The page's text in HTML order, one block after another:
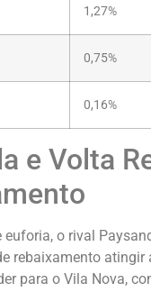
1,27%
0,75%
0,16%
e Volta
o rival
rebaixamento
para o Vila Nova,